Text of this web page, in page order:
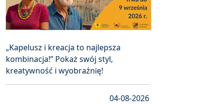
„Kapelusz i kreacja to najlepsza
kombinacja!” Pokaż swój styl,
kreatywność i wyobraźnię!
04-08-2026